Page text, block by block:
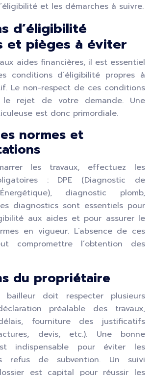
et les démarches à suivre.
d’éligibilité
et pièges à éviter
aides financières, il est essentiel
conditions d’éligibilité propres à
Le non-respect de ces conditions
le rejet de votre demande. Une
est donc primordiale.
normes et
les travaux, effectuez les
: DPE (Diagnostic de
diagnostic plomb,
diagnostics sont essentiels pour
aux aides et pour assurer le
en vigueur. L’absence de ces
compromettre l’obtention des
du propriétaire
bailleur doit respecter plusieurs
préalable des travaux,
fourniture des justificatifs
devis, etc.). Une bonne
indispensable pour éviter les
refus de subvention. Un suivi
est capital pour réussir les